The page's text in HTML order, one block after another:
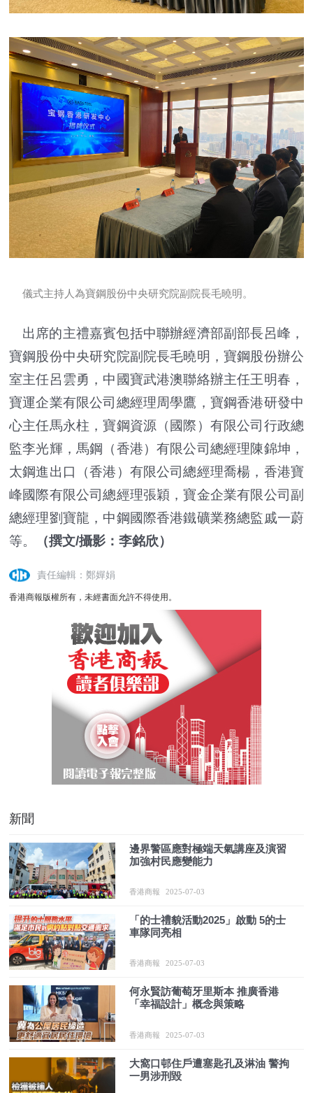
儀式主持人為寶鋼股份中央研究院副院長毛曉明。
出席的主禮嘉賓包括中聯辦經濟部副部長呂峰，
寶鋼股份中央研究院副院長毛曉明，寶鋼股份辦公
室主任呂雲勇，中國寶武港澳聯絡辦主任王明春，
寶運企業有限公司總經理周學鷹，寶鋼香港研發中
心主任馬永柱，寶鋼資源（國際）有限公司行政總
監李光輝，馬鋼（香港）有限公司總經理陳錦坤，
太鋼進出口（香港）有限公司總經理喬楊，香港寶
峰國際有限公司總經理張穎，寶金企業有限公司副
總經理劉寶龍，中鋼國際香港鐵礦業務總監戚一蔚
等。
（撰文/攝影：李銘欣）
責任編輯：鄭嬋娟
香港商報版權所有，未經書面允許不得使用。
新聞
邊界警區應對極端天氣講座及演習
加強村民應變能力
香港商報 2025-07-03
「的士禮貌活動2025」啟動 5的士
車隊同亮相
香港商報 2025-07-03
何永賢訪葡萄牙里斯本 推廣香港
「幸福設計」概念與策略
香港商報 2025-07-03
大窩口邨住戶遭塞匙孔及淋油 警拘
一男涉刑毀